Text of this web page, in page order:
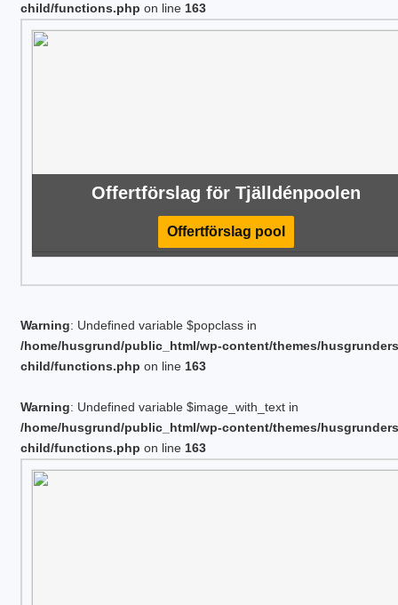
child/functions.php on line 163
Offertförslag för Tjälldénpoolen
Offertförslag pool
Warning: Undefined variable $popclass in
/home/husgrund/public_html/wp-content/themes/
child/functions.php on line 163
Warning: Undefined variable $image_with_text in
/home/husgrund/public_html/wp-content/themes/
child/functions.php on line 163